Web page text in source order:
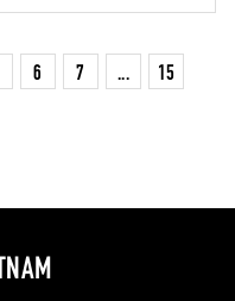
6 7 ...
15